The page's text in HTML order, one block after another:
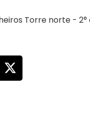
Torre norte -